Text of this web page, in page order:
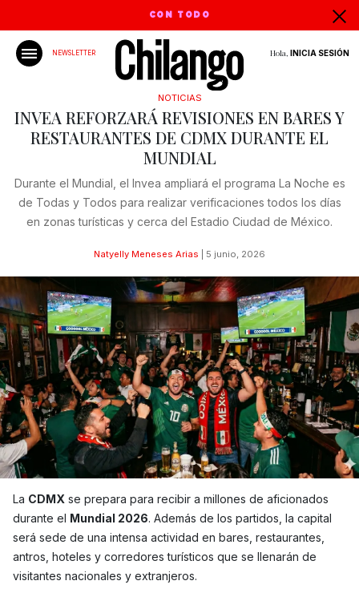
CON TODO
NEWSLETTER Hola, INICIA SESIÓN
NOTICIAS
INVEA REFORZARÁ REVISIONES EN BARES Y
RESTAURANTES DE CDMX DURANTE EL
MUNDIAL
Durante el Mundial, el Invea ampliará el programa La Noche es
de Todas y Todos para realizar verificaciones todos los días
en zonas turísticas y cerca del Estadio Ciudad de México.
Natyelly Meneses Arias 5 junio, 2026
La CDMX se prepara para recibir a millones de aficionados
durante el Mundial 2026. Además de los partidos, la capital
será sede de una intensa actividad en bares, restaurantes,
antros, hoteles y corredores turísticos que se llenarán de
visitantes nacionales y extranjeros.